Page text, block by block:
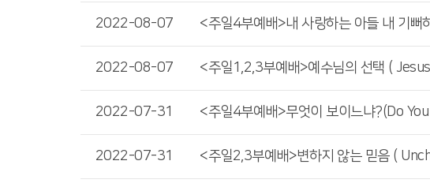
2022-08-07
2022-08-07
2022-07-31
2022-07-31